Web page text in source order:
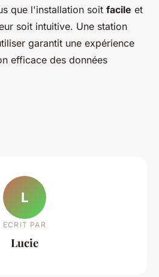
que l'installation soit facile et
soit intuitive. Une station
garantit une expérience
efficace des données
L
ECRIT PAR
Lucie